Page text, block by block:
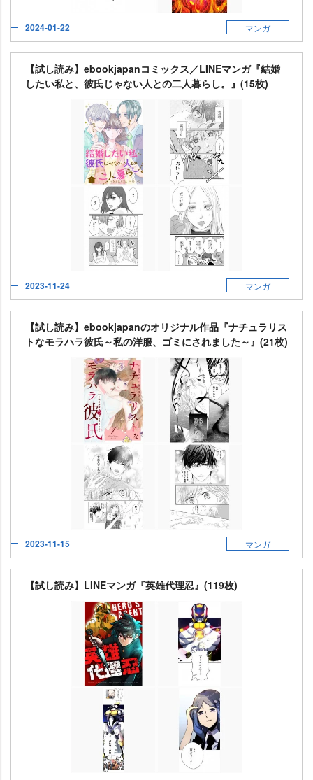
2024-01-22 マンガ
【試し読み】ebookjapanコミックス／LINEマンガ『結婚
したい私と、彼氏じゃない人との二人暮らし。』(15枚)
2023-11-24 マンガ
【試し読み】ebookjapanのオリジナル作品『ナチュラリス
トなモラハラ彼氏～私の洋服、ゴミにされました～』(21枚)
2023-11-15 マンガ
【試し読み】LINEマンガ『英雄代理忍』(119枚)